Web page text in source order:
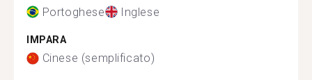
Portoghese Inglese
IMPARA
Cinese (semplificato)